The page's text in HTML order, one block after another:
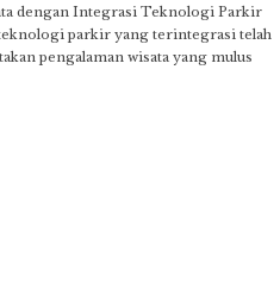
dengan Integrasi Teknologi Parkir
parkir yang terintegrasi telah
pengalaman wisata yang mulus